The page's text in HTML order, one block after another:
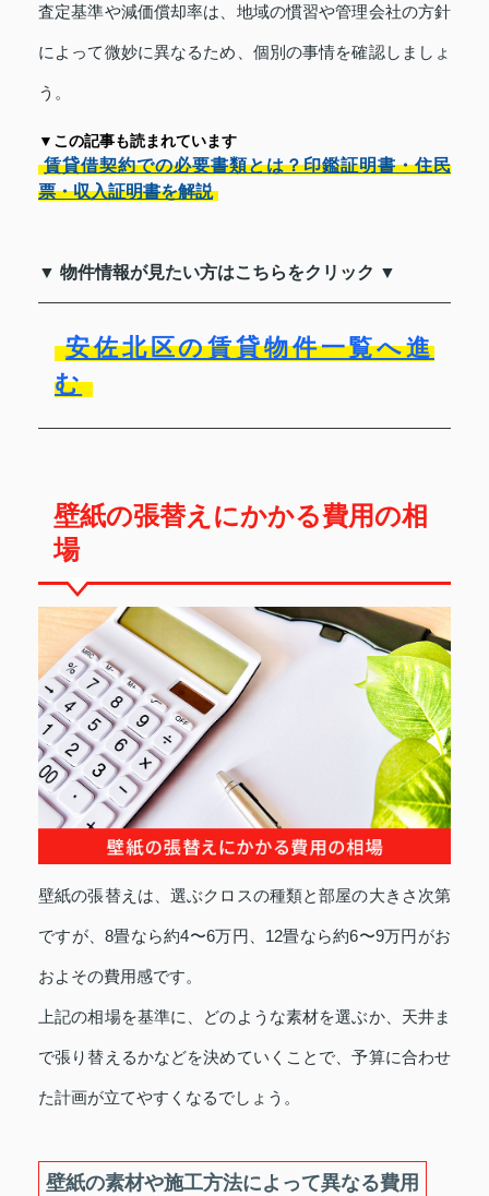
査定基準や減価償却率は、地域の慣習や管理会社の方針
によって微妙に異なるため、個別の事情を確認しましょ
う。
▼この記事も読まれています
賃貸借契約での必要書類とは？印鑑証明書・住民
票・収入証明書を解説
▼ 物件情報が見たい方はこちらをクリック ▼
安佐北区の賃貸物件一覧へ進
む
壁紙の張替えにかかる費用の相
場
壁紙の張替えは、選ぶクロスの種類と部屋の大きさ次第
ですが、8畳なら約4〜6万円、12畳なら約6〜9万円がお
およその費用感です。
上記の相場を基準に、どのような素材を選ぶか、天井ま
で張り替えるかなどを決めていくことで、予算に合わせ
た計画が立てやすくなるでしょう。
壁紙の素材や施工方法によって異なる費用